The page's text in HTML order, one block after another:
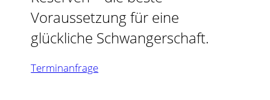
Voraussetzung für eine
glückliche Schwangerschaft.
Terminanfrage